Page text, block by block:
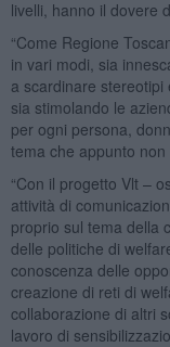
livelli, hanno il dovere
“Come Regione
in vari modi, sia
a scardinare stereotipi
sia stimolando le
per ogni persona,
tema che appunto non
“Con il progetto Vlt –
attività di
proprio sul tema della
delle politiche di
conoscenza delle
creazione di reti di
collaborazione di altri
lavoro di